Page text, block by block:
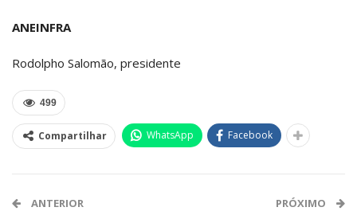
ANEINFRA
Rodolpho Salomão, presidente
499
Compartilhar WhatsApp Facebook
ANTERIOR PRÓXIMO